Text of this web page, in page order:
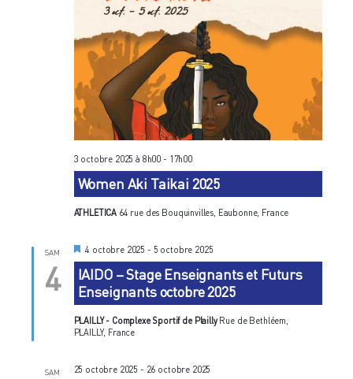
Women Aki Taikai 2025
3 octobre 2025 à 8h00 - 17h00
ATHLETICA 64 rue des Bouquinvilles, Eaubonne, France
SAM
4
IAIDO – Stage Enseignants et Futurs
Enseignants octobre 2025
M
i
s
e
n
a
v
a
4 octobre 2025 - 5 octobre 2025
PLAILLY - Complexe Sportif de Plailly Rue de Bethléem,
PLAILLY, France
SAM 25 octobre 2025 - 26 octobre 2025